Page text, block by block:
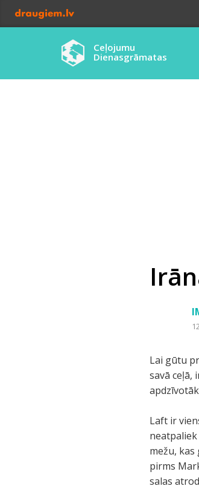
Ceļojumu
Dienasgrāmatas
Lai gūtu
savā ceļā,
Laft ir
mežu,
pirms
salas